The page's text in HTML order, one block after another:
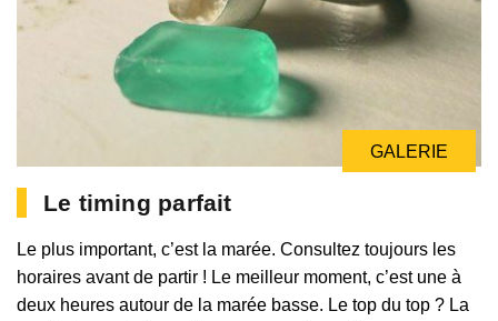
GALERIE
Le timing parfait
Le plus important, c’est la marée. Consultez toujours les
horaires avant de partir ! Le meilleur moment, c’est une à
deux heures autour de la marée basse. Le top du top ? La